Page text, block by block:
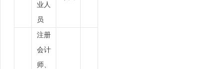
业人
员
注册
会计
师、